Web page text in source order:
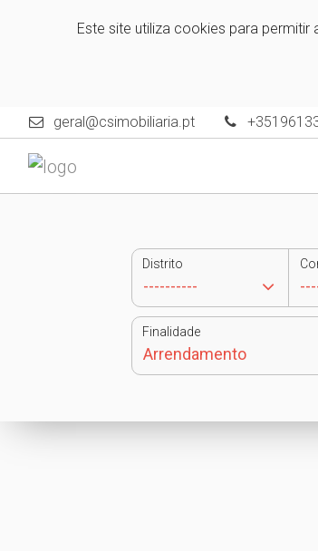
Este site utiliza cookies para
geral@csimobiliaria.pt
Distrito
Finalidade